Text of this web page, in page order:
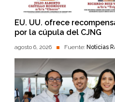
EU. UU. ofrece
por la cúpula del CJNG
agosto 6, 2026 Fuente: Noticias